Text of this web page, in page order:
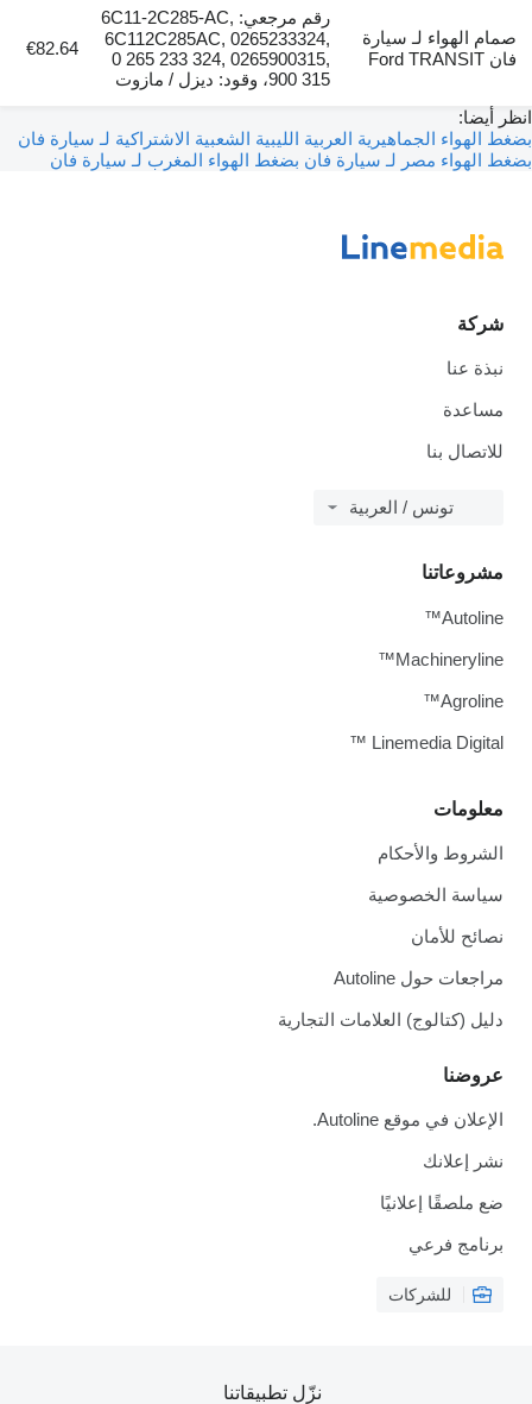
صمام الهواء لـ سيارة
فان Ford TRANSIT
رقم مرجعي: 6C11-2C285-AC,
6C112C285AC, 0265233324,
0 265 233 324, 0265900315,
900 315، وقود: ديزل / مازوت
€82.64
انظر أيضا:
بضغط الهواء الجماهيرية العربية الليبية الشعبية الاشتراكية لـ سيارة فان
بضغط الهواء مصر لـ سيارة فان بضغط الهواء المغرب لـ سيارة فان
شركة
نبذة عنا
مساعدة
للاتصال بنا
تونس / العربية
معلومات
الشروط والأحكام
سياسة الخصوصية
نصائح للأمان
مراجعات حول Autoline
دليل (كتالوج) العلامات التجارية
عروضنا
الإعلان في موقع Autoline.
نشر إعلانك
ضع ملصقًا إعلانيًا
برنامج فرعي
للشركات
مشروعاتنا
Autoline™
Machineryline™
Agroline™
Linemedia Digital ™
نزّل تطبيقاتنا